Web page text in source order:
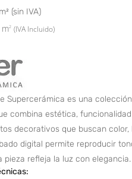
(sin IVA)
2 (IVA Incluido)
Supercerámica es una
combina estética,
decorativos que buscan color,
digital permite reproducir
pieza refleja la luz con elegancia.